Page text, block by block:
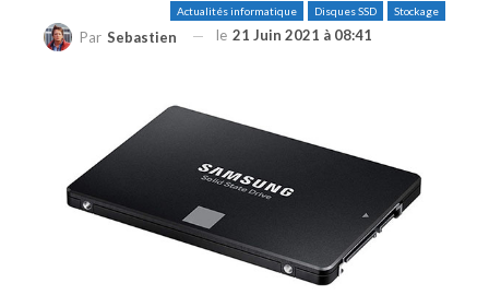
Actualités informatique Disques SSD Stockage
Par Sebastien le 21 Juin 2021 à 08:41